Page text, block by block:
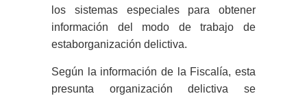
los sistemas especiales para obtener
información del modo de trabajo de
estaborganización delictiva.
Según la información de la Fiscalía, esta
presunta organización delictiva se